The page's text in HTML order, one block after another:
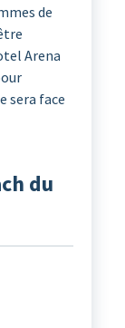
de
Arena
sera face
du